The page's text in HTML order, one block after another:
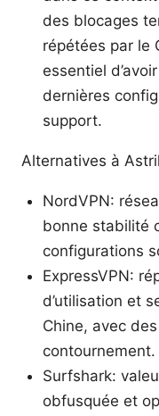
des blocages
répétées par le
essentiel
dernières
support.
Alternatives à
NordVPN:
bonne stabilité
configurations
ExpressVPN:
d’utilisation et
Chine, avec
contournement.
Surfshark:
obfusquée et